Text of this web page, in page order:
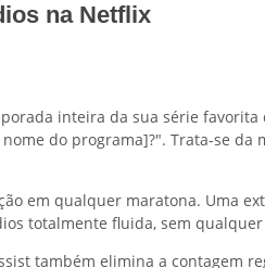
na Netflix
inteira da sua série
do programa]?". Trata-se
em qualquer maratona. Uma
totalmente fluida, sem
também elimina a contagem